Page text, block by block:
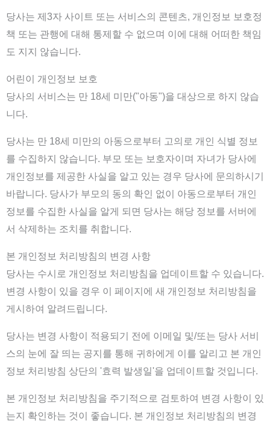
당사는 제3자 사이트 또는 서비스의 콘텐츠, 개인정보 보호정
책 또는 관행에 대해 통제할 수 없으며 이에 대해 어떠한 책임
도 지지 않습니다.
어린이 개인정보 보호
당사의 서비스는 만 18세 미만("아동")을 대상으로 하지 않습
니다.
당사는 만 18세 미만의 아동으로부터 고의로 개인 식별 정보
를 수집하지 않습니다. 부모 또는 보호자이며 자녀가 당사에
개인정보를 제공한 사실을 알고 있는 경우 당사에 문의하시기
바랍니다. 당사가 부모의 동의 확인 없이 아동으로부터 개인
정보를 수집한 사실을 알게 되면 당사는 해당 정보를 서버에
서 삭제하는 조치를 취합니다.
본 개인정보 처리방침의 변경 사항
당사는 수시로 개인정보 처리방침을 업데이트할 수 있습니다.
변경 사항이 있을 경우 이 페이지에 새 개인정보 처리방침을
게시하여 알려드립니다.
당사는 변경 사항이 적용되기 전에 이메일 및/또는 당사 서비
스의 눈에 잘 띄는 공지를 통해 귀하에게 이를 알리고 본 개인
정보 처리방침 상단의 '효력 발생일'을 업데이트할 것입니다.
본 개인정보 처리방침을 주기적으로 검토하여 변경 사항이 있
는지 확인하는 것이 좋습니다. 본 개인정보 처리방침의 변경